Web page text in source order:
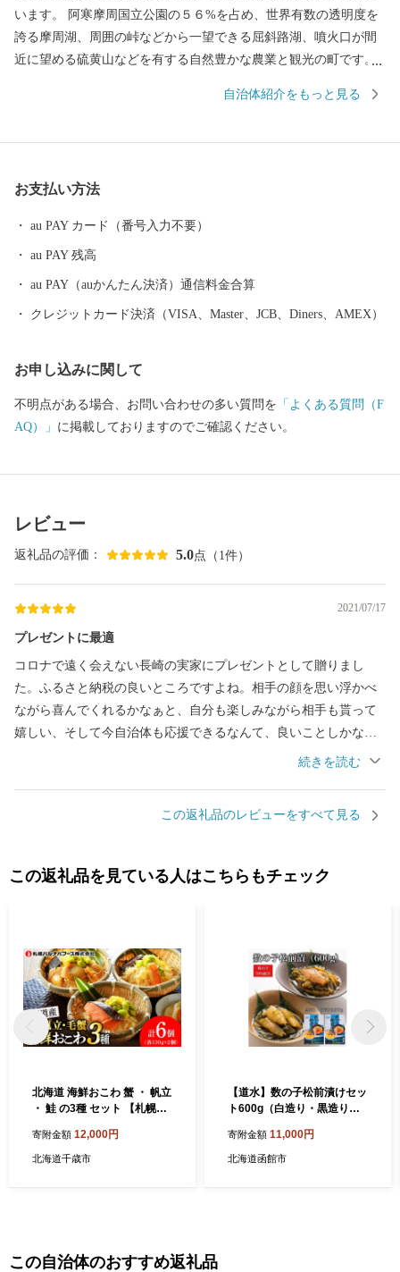
います。 阿寒摩周国立公園の５６%を占め、世界有数の透明度を
誇る摩周湖、周囲の峠などから一望できる屈斜路湖、噴火口が間
近に望める硫黄山などを有する自然豊かな農業と観光の町です。
言」をしており、良質な温泉が楽しめます。
自治体紹介をもっと見る
お支払い方法
au PAY カード（番号入力不要）
au PAY 残高
au PAY（auかんたん決済）通信料金合算
クレジットカード決済（VISA、Master、JCB、Diners、AMEX）
お申し込みに関して
不明点がある場合、お問い合わせの多い質問を 「よくある質問（F
AQ）」 に掲載しておりますのでご確認ください。
レビュー
返礼品の評価： 5.0点（1件）
2021/07/17
プレゼントに最適
コロナで遠く会えない長崎の実家にプレゼントとして贈りまし
た。ふるさと納税の良いところですよね。相手の顔を思い浮かべ
ながら喜んでくれるかなぁと、自分も楽しみながら相手も貰って
嬉しい、そして今自治体も応援できるなんて、良いことしかな
い。ちょうど良い量で食べ比べもできて大変魅力的な返礼品で
この返礼品のレビューをすべて見る
この返礼品を見ている人はこちらもチェック
北海道 海鮮おこわ 蟹 ・ 帆立
・ 鮭 の3種 セット 【札幌バ
ニ かに ほたて ホタテ 北海道
千歳 バルナバ
寄附金額 12,000円
北海道千歳市
【道水】数の子松前漬けセッ
ト600g（白造り・黒造り各3
08-020
寄附金額 11,000円
北海道函館市
この自治体のおすすめ返礼品